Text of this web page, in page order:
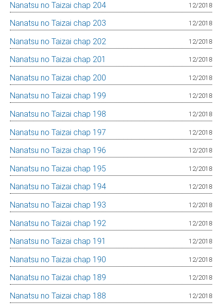
Nanatsu no Taizai chap 204 12/2018
Nanatsu no Taizai chap 203 12/2018
Nanatsu no Taizai chap 202 12/2018
Nanatsu no Taizai chap 201 12/2018
Nanatsu no Taizai chap 200 12/2018
Nanatsu no Taizai chap 199 12/2018
Nanatsu no Taizai chap 198 12/2018
Nanatsu no Taizai chap 197 12/2018
Nanatsu no Taizai chap 196 12/2018
Nanatsu no Taizai chap 195 12/2018
Nanatsu no Taizai chap 194 12/2018
Nanatsu no Taizai chap 193 12/2018
Nanatsu no Taizai chap 192 12/2018
Nanatsu no Taizai chap 191 12/2018
Nanatsu no Taizai chap 190 12/2018
Nanatsu no Taizai chap 189 12/2018
Nanatsu no Taizai chap 188 12/2018